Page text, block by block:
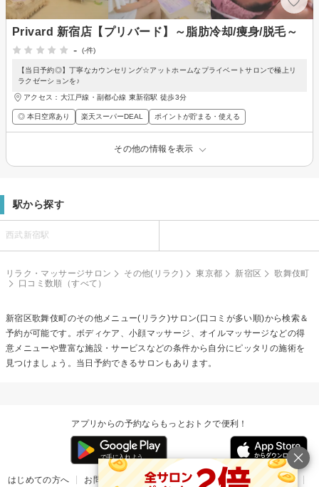
Privard 新宿店【プリバード】～脂肪冷却/痩身/脱毛～
-
(-件)
【当日予約◎】丁寧なカウンセリング☆アットホームなプライベートサロンで極上リ
ラクゼーションを♪
アクセス：大江戸線・副都心線 東新宿駅 徒歩3分
◎ 本日空席あり 楽天スーパーDEAL ポイントが貯まる・使える
その他の情報を表示
駅から探す
西武新宿駅
リラク・マッサージサロン その他(リラク) 東京都 新宿区
歌舞伎町
口コミ数順（すべて）
新宿区歌舞伎町のその他メニュー(リラク)サロン(口コミが多い順)から検索＆
予約が可能です。ボディケア、小顔マッサージ、オイルマッサージなどの得
意メニューや豊富な施設・サービスなどの条件から自分にピッタリの施術を
見つけましょう。当日予約できるサロンもあります。
アプリからの予約ならもっとおトクで便利！
はじめての方へ お問い合わせ ヘルプ リリース情報 利用規約